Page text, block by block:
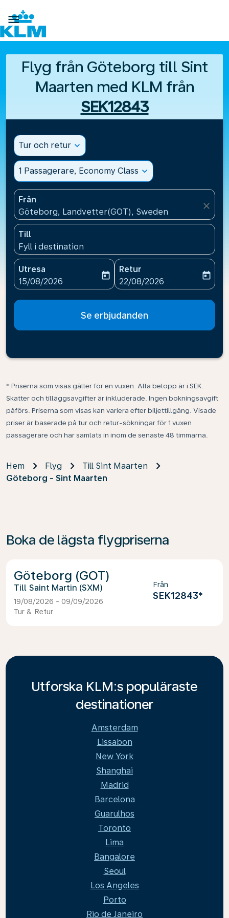

Flyg från Göteborg till Sint
Maarten med KLM från
SEK12843
Tur och retur expand_more
1 Passagerare, Economy Class expand_more
Från
Göteborg, Landvetter(GOT), Sweden
close
Till
Fyll i destination
Utresa
fc-booking-departure-date-aria-label
15/08/2026
today
Retur
fc-booking-return-date-
22/08/2026
today
Se erbjudanden
* Priserna som visas gäller för en vuxen. Alla belopp är i SEK.
Skatter och tilläggsavgifter är inkluderade. Ingen bokningsavgift
påförs. Priserna som visas kan variera efter biljettillgång. Visade
priser är baserade på tur och retur-sökningar för 1 vuxen
passagerare och har samlats in inom de senaste 48 timmarna.
Hem Flyg
Till Sint Maarten
Göteborg - Sint Maarten
Boka de lägsta flygpriserna
Göteborg (GOT)
Saint Martin (SXM)
19/08/2026 - 09/09/2026
Tur & Retur
Från
SEK12843*
Utforska KLM:s populäraste
destinationer
Amsterdam
Lissabon
New York
Shanghai
Madrid
Barcelona
Guarulhos
Toronto
Lima
Bangalore
Seoul
Los Angeles
Porto
Rio de Janeiro